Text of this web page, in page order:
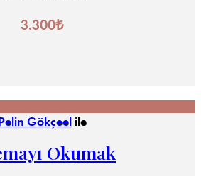
3.300₺
Gökçeelile
Okumak